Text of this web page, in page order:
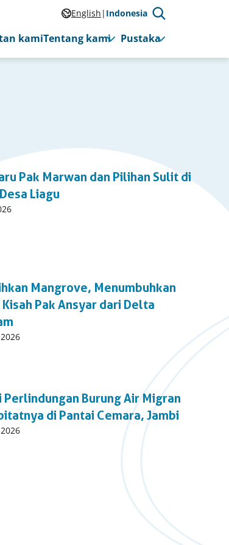
English Indonesia
kamiTentang kami Pustaka
Pak Marwan dan Pilihan Sulit di
Liagu
Mangrove, Menumbuhkan
Kisah Pak Ansyar dari Delta
Perlindungan Burung Air Migran
di Pantai Cemara, Jambi
Page
1